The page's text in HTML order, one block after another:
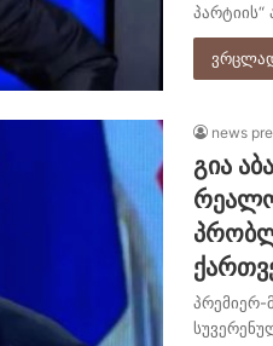
news
გია
პრემიერ-